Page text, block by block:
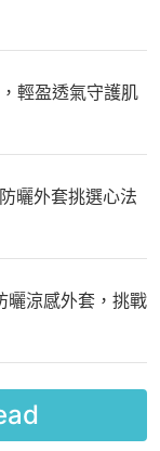
輕盈透氣守護肌
曬外套挑選心法
曬涼感外套，挑戰